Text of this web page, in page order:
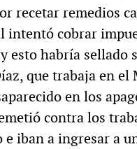
recetar remedios
intentó cobrar
esto habría sellado
que trabaja en el
en los
contra los
iban a ingresar a